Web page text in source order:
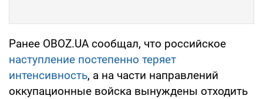
Ранее OBOZ.UA сообщал, что российское
наступление постепенно теряет
интенсивность, а на части направлений
оккупационные войска вынуждены отходить